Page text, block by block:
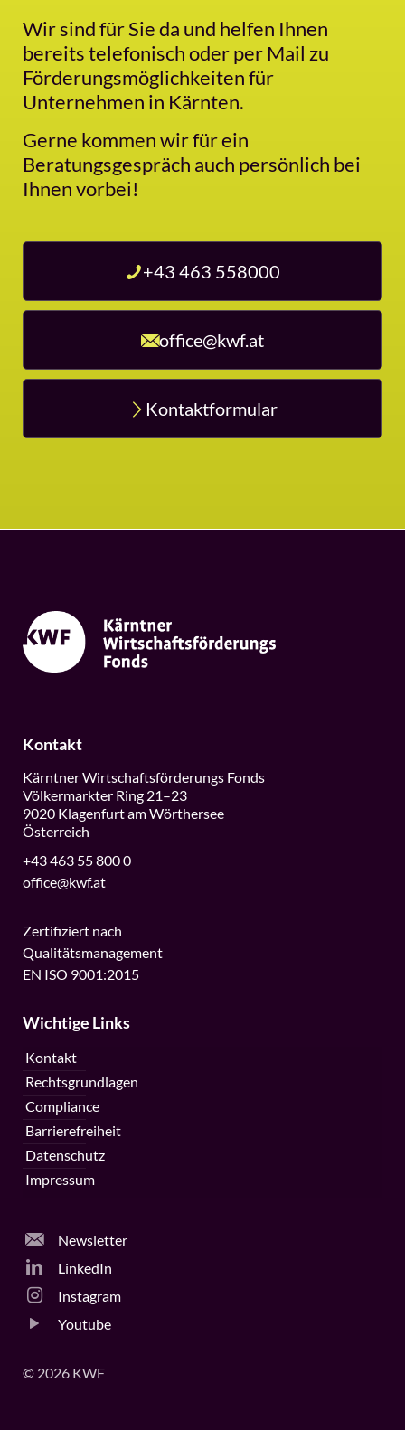
Wir sind für Sie da und helfen Ihnen
bereits telefonisch oder per Mail zu
Förderungsmöglichkeiten für
Unternehmen in Kärnten.
Gerne kommen wir für ein
Beratungsgespräch auch persönlich bei
Ihnen vorbei!
+43 463 558000
office@kwf.at
Kontaktformular
Kontakt
Kärntner Wirtschaftsförderungs Fonds
Völkermarkter Ring 21–23
9020 Klagenfurt am Wörthersee
Österreich
+43 463 55 800 0
office@kwf.at
Zertifiziert nach
Qualitätsmanagement
EN ISO 9001:2015
Wichtige Links
Kontakt
Rechtsgrundlagen
Compliance
Barrierefreiheit
Datenschutz
Impressum
Newsletter
LinkedIn
Instagram
Youtube
© 2026 KWF